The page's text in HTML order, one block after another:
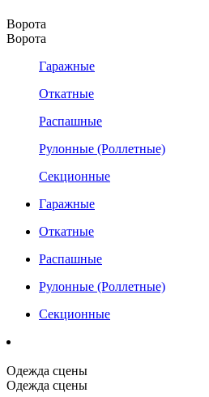
Ворота
Ворота
Гаражные
Откатные
Распашные
Рулонные (Роллетные)
Секционные
Гаражные
Откатные
Распашные
Рулонные (Роллетные)
Секционные
Одежда сцены
Одежда сцены